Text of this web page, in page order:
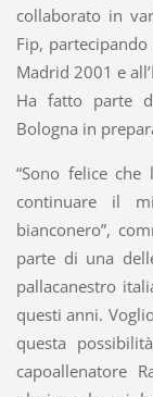
collaborato in
Fip,
Madrid 2001 e
Ha fatto parte
Bologna in
“Sono felice
continuare il
bianconero”,
parte di una
pallacanestro
questi anni.
questa
capoallenatore